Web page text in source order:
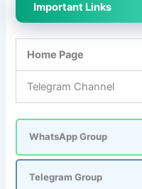
Important Links
Home Page
Telegram Channel
WhatsApp Group
Telegram Group